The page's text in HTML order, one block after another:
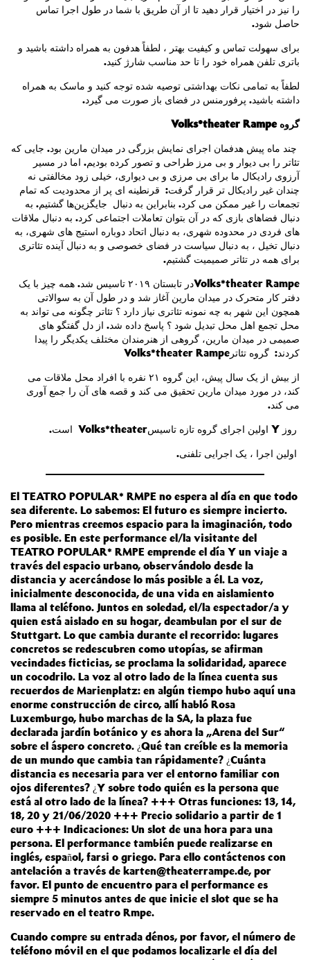
را نیز در اختیار قرار دهید تا از آن طریق با شما در طول اجرا تماس
حاصل شود.
برای سهولت تماس و کیفیت بهتر ، لطفاً هدفون به همراه داشته باشید و
باتری تلفن همراه خود را تا حد مناسب شارژ کنید.
لطفاً به تمامی نکات بهداشتی توصیه شده توجه کنید و ماسک به همراه
داشته باشید. پرفورمنس در فضای باز صورت می گیرد.
گروه
Volks*theater Rampe
چند ماه پیش هدفمان اجرای نمایش بزرگی در میدان مارین بود. جایی که
تئاتر را بی دیوار و بی مرز طراحی و تصور کرده بودیم. اما در مسیر
آرزوی رادیکال ما برای بی مرزی و بی دیواری، خیلی زود مخالفتی نه
چندان غیر رادیکال تر قرار گرفت: قرنطینه ای پر از محدودیت که تمام
تجمعات را غیر ممکن می کرد. بنابراین به دنبال جایگزین‌ها گشتیم. به
دنبال فضاهای بازی که در آن بتوان تعاملات اجتماعی کرد. به دنبال ملاقات
های فردی در محدوده شهری، به دنبال اتحاد دوباره استیج های شهری، به
دنبال تخیل ، به دنبال سیاست در فضای خصوصی و به دنبال آینده تئاتری
برای همه در تئاتر صمیمیت گشتیم.
Volks*theater Rampe
در تابستان ۲۰۱۹ تاسیس شد. همه چیز با یک
دفتر کار متحرک در میدان مارین آغاز شد و در طول آن به سوالاتی
همچون این شهر به چه نمونه تئاتری نیاز دارد ؟ تئاتر چگونه می تواند به
محل تجمع اهل محل تبدیل شود ؟ پاسخ داده شد. از دل گفتگو های
صمیمی در میدان مارین، گروهی از هنرمندان مختلف یکدیگر را پیدا
کردند: گروه تئاتر Volks*theater Rampe
از بیش از یک سال پیش، این گروه ۲۱ نفره با افراد محل ملاقات می
کند، در مورد میدان مارین تحقیق می کند و قصه های آن را جمع آوری
می کند.
روز
اولین اجرای گروه تازه تاسیسVolks*theater است.
اولین اجرا ، یک اجرایی تلفنی.
El TEATRO POPULAR* RMPE no espera al día en que todo
sea diferente. Lo sabemos: El futuro es siempre incierto.
Pero mientras creemos espacio para la imaginación, todo
es posible. En este performance el/la visitante del
TEATRO POPULAR* RMPE emprende el día Y un viaje a
través del espacio urbano, observándolo desde la
distancia y acercándose lo más posible a él. La voz,
inicialmente desconocida, de una vida en aislamiento
llama al teléfono. Juntos en soledad, el/la espectador/a y
quien está aislado en su hogar, deambulan por el sur de
Stuttgart. Lo que cambia durante el recorrido: lugares
concretos se redescubren como utopías, se afirman
vecindades ficticias, se proclama la solidaridad, aparece
un cocodrilo. La voz al otro lado de la línea cuenta sus
recuerdos de Marienplatz: en algún tiempo hubo aquí una
enorme construcción de circo, allí habló Rosa
Luxemburgo, hubo marchas de la SA, la plaza fue
declarada jardín botánico y es ahora la „Arena del Sur“
sobre el áspero concreto. ¿Qué tan creíble es la memoria
de un mundo que cambia tan rápidamente? ¿Cuánta
distancia es necesaria para ver el entorno familiar con
ojos diferentes? ¿Y sobre todo quién es la persona que
está al otro lado de la línea? +++ Otras funciones: 13, 14,
18, 20 y 21/06/2020 +++ Precio solidario a partir de 1
euro +++ Indicaciones: Un slot de una hora para una
persona. El performance también puede realizarse en
inglés, español, farsi o griego. Para ello contáctenos con
antelación a través de karten@theaterrampe.de, por
favor. El punto de encuentro para el performance es
siempre 5 minutos antes de que inicie el slot que se ha
reservado en el teatro Rmpe.
Cuando compre su entrada dénos, por favor, el número de
teléfono móvil en el que podamos localizarle el día del